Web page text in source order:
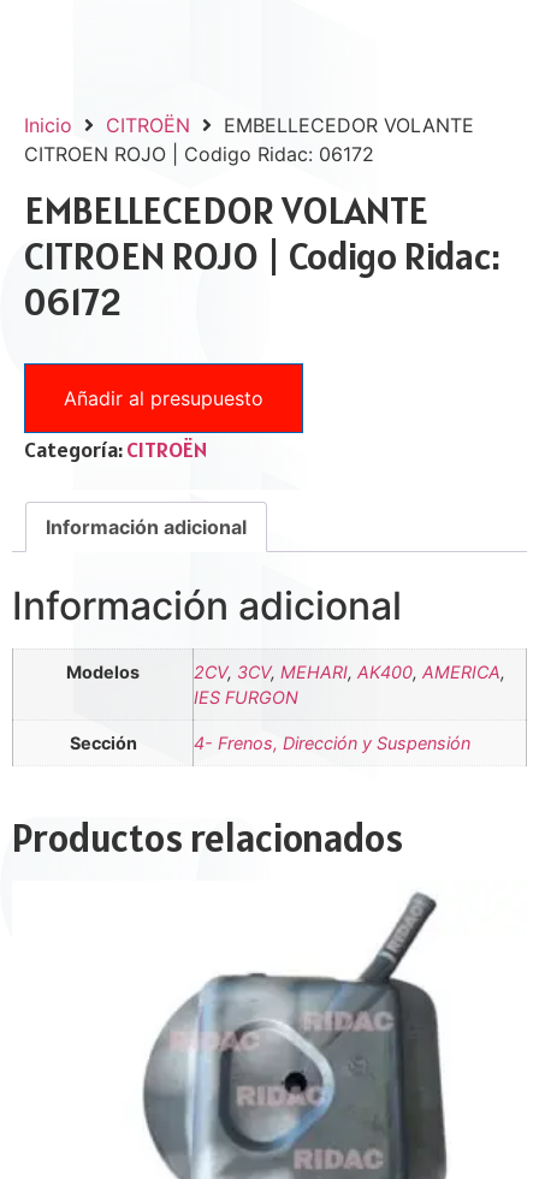
Inicio CITROËN
EMBELLECEDOR VOLANTE
CITROEN ROJO | Codigo Ridac: 06172
EMBELLECEDOR VOLANTE
CITROEN ROJO | Codigo Ridac:
06172
Añadir al presupuesto
Categoría:CITROËN
Información adicional
Información adicional
Modelos 2CV, 3CV, MEHARI, AK400, AMERICA,
IES FURGON
Sección 4- Frenos, Dirección y Suspensión
Productos relacionados